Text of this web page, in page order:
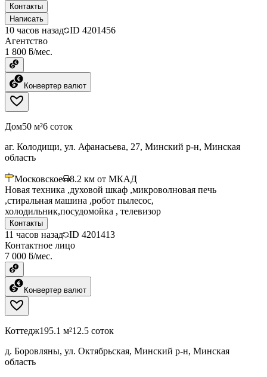
Контакты
Написать
10 часов назад ID 4201456
Агентство
1 800 ƃ/мес.
Конвертер валют
Дом50 м²6 соток
аг. Колодищи, ул. Афанасьева, 27, Минский р-н, Минская
область
Московское 8.2 км от МКАД
Новая техника ,духовой шкаф ,микроволновая печь
,стиральная машина ,робот пылесос,
холодильник,посудомойка , телевизор
Контакты
11 часов назад ID 4201413
Контактное лицо
7 000 ƃ/мес.
Конвертер валют
Коттедж195.1 м²12.5 соток
д. Боровляны, ул. Октябрьская, Минский р-н, Минская
область